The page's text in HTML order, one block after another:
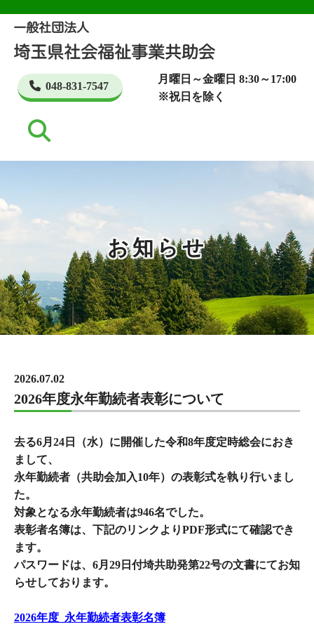
048-831-7547
月曜日～金曜日 8:30～17:00
※祝日を除く
お知らせ
2026.07.02
2026年度永年勤続者表彰について
去る6月24日（水）に開催した令和8年度定時総会におき
まして、
永年勤続者（共助会加入10年）の表彰式を執り行いまし
た。
対象となる永年勤続者は946名でした。
表彰者名簿は、下記のリンクよりPDF形式にて確認でき
ます。
パスワードは、6月29日付埼共助発第22号の文書にてお知
らせしております。
2026年度_永年勤続者表彰名簿